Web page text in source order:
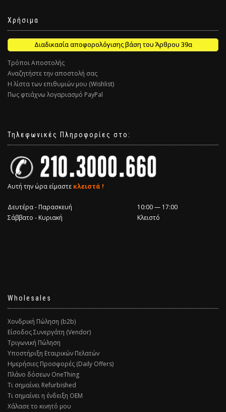
Χρήσιμα
Διαδικασία αποφορολόγισης βάση του Άρθρου 39α
Τρόποι Αποστολής
Αναζητήστε την αποστολή σας
Η λίστα των επιθυμιών μου (Wishlist)
Πως φτιάχνω λογαριασμό PayPal
Τηλεφωνικές Πληροφορίες στο:
Αυτή την ώρα είμαστε κλειστά !
Δευτέρα - Παρασκευή
10:00 — 17:00
Σάββατο - Κυριακή
Κλειστό
Wholesales
Χονδρική Πώληση (b2b)
Είσοδος Συνεργάτη (Vendor)
Τριγωνική Πώληση
Υποστήριξη Εταιρικών Πελατών
Ημερήσιες Προσφορές (Daily Offers)
Πλάνο δόσεων OneThing
Τι σημαίνει Refurbished
Τι σημαίνει η ένδειξη ΟΕΜ
Χάλασε το κινητό μου